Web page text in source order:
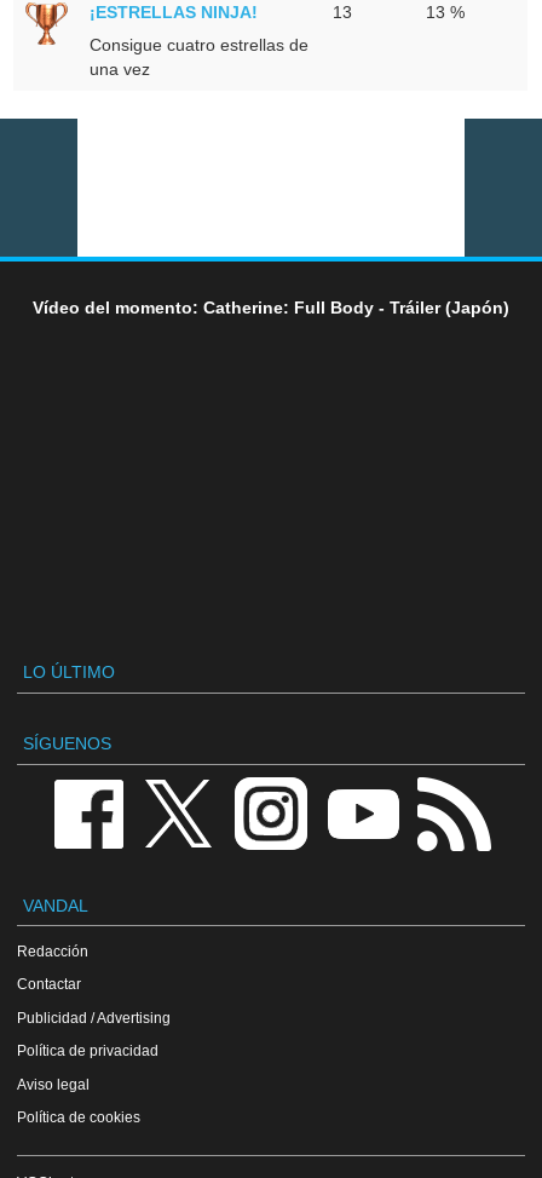
¡ESTRELLAS NINJA!
Consigue cuatro estrellas de
una vez
13 13 %
Vídeo del momento: Catherine: Full Body - Tráiler (Japón)
LO ÚLTIMO
SÍGUENOS
VANDAL
Redacción
Contactar
Publicidad / Advertising
Política de privacidad
Aviso legal
Política de cookies